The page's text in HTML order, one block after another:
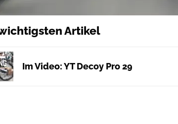
Artikel
Im Video: YT Decoy Pro 29